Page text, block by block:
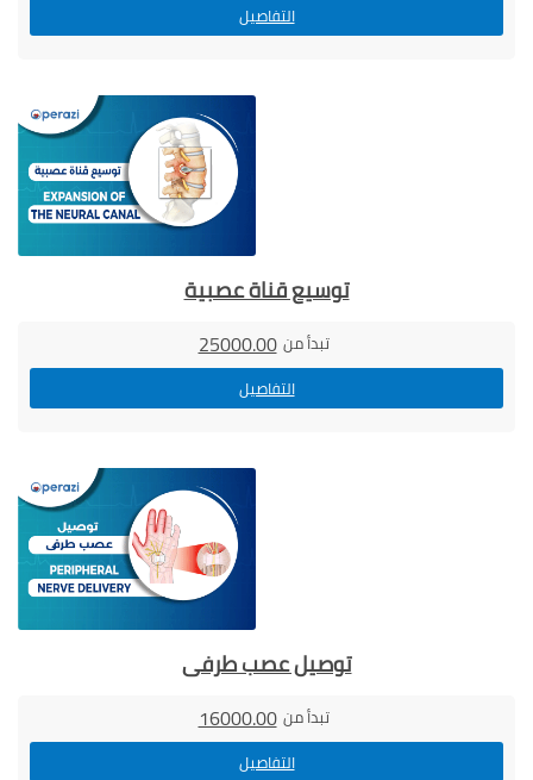
التفاصيل
توسيع قناة عصبية
تبدأ من 25000.00
التفاصيل
توصيل عصب طرفى
تبدأ من 16000.00
التفاصيل